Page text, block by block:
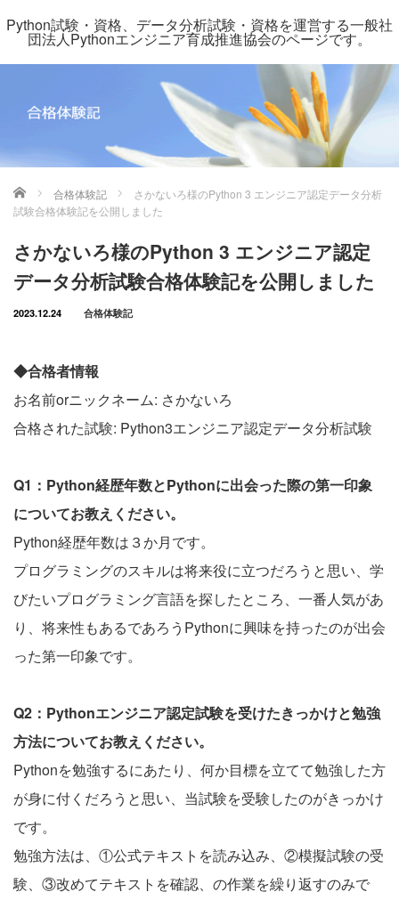
Python試験・資格、データ分析試験・資格を運営する一般社
団法人Pythonエンジニア育成推進協会のページです。
ホーム 合格体験記
さかないろ様のPython 3 エンジニア認定データ分析
試験合格体験記を公開しました
さかないろ様のPython 3 エンジニア認定
データ分析試験合格体験記を公開しました
2023.12.24 合格体験記
◆合格者情報
お名前orニックネーム: さかないろ
合格された試験: Python3エンジニア認定データ分析試験
Q1：Python経歴年数とPythonに出会った際の第一印象
についてお教えください。
Python経歴年数は３か月です。
プログラミングのスキルは将来役に立つだろうと思い、学
びたいプログラミング言語を探したところ、一番人気があ
り、将来性もあるであろうPythonに興味を持ったのが出会
った第一印象です。
Q2：Pythonエンジニア認定試験を受けたきっかけと勉強
方法についてお教えください。
Pythonを勉強するにあたり、何か目標を立てて勉強した方
が身に付くだろうと思い、当試験を受験したのがきっかけ
です。
勉強方法は、①公式テキストを読み込み、②模擬試験の受
験、③改めてテキストを確認、の作業を繰り返すのみで